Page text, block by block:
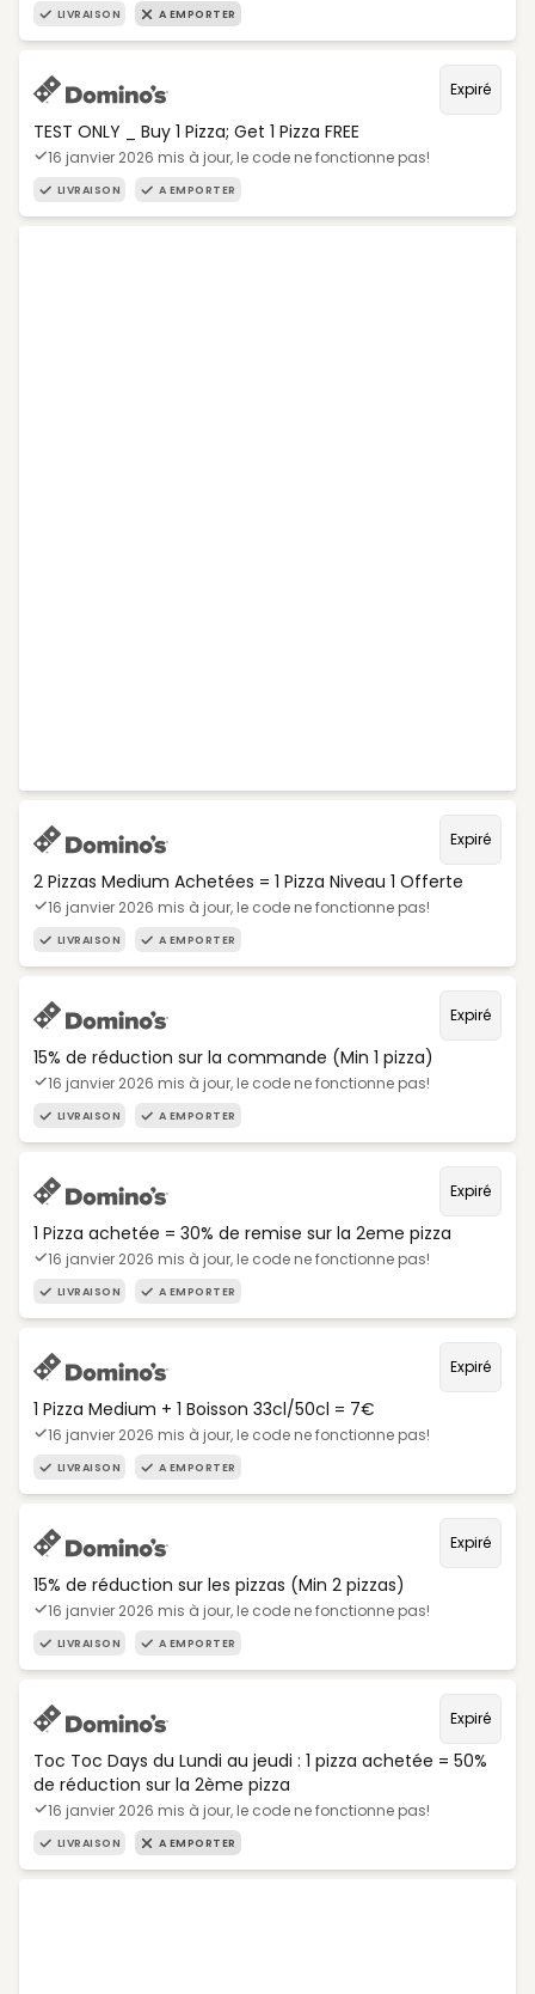
LIVRAISON A EMPORTER
Expiré
TEST ONLY _ Buy 1 Pizza; Get 1 Pizza FREE
16 janvier 2026 mis à jour, le code ne fonctionne pas!
LIVRAISON A EMPORTER
Expiré
2 Pizzas Medium Achetées = 1 Pizza Niveau 1 Offerte
16 janvier 2026 mis à jour, le code ne fonctionne pas!
LIVRAISON A EMPORTER
Expiré
15% de réduction sur la commande (Min 1 pizza)
16 janvier 2026 mis à jour, le code ne fonctionne pas!
LIVRAISON A EMPORTER
Expiré
1 Pizza achetée = 30% de remise sur la 2eme pizza
16 janvier 2026 mis à jour, le code ne fonctionne pas!
LIVRAISON A EMPORTER
Expiré
1 Pizza Medium + 1 Boisson 33cl/50cl = 7€
16 janvier 2026 mis à jour, le code ne fonctionne pas!
LIVRAISON A EMPORTER
Expiré
15% de réduction sur les pizzas (Min 2 pizzas)
16 janvier 2026 mis à jour, le code ne fonctionne pas!
LIVRAISON A EMPORTER
Expiré
Toc Toc Days du Lundi au jeudi : 1 pizza achetée = 50%
de réduction sur la 2ème pizza
16 janvier 2026 mis à jour, le code ne fonctionne pas!
LIVRAISON A EMPORTER